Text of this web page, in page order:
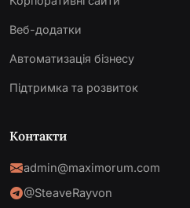
Веб-додатки
Автоматизація бізнесу
Підтримка та розвиток
Контакти
admin@maximorum.com
@SteaveRayvon